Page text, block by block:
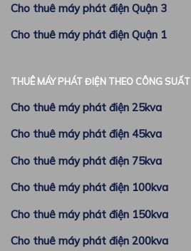
Cho thuê máy phát điện Quận 3
Cho thuê máy phát điện Quận 1
THUÊ MÁY PHÁT ĐIỆN THEO CÔNG SUẤT
Cho thuê máy phát điện 25kva
Cho thuê máy phát điện 45kva
Cho thuê máy phát điện 75kva
Cho thuê máy phát điện 100kva
Cho thuê máy phát điện 150kva
Cho thuê máy phát điện 200kva